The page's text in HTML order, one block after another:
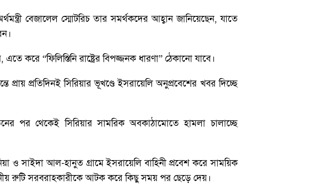
বেজালেল স্মোটরিচ তার সমর্থকদের আহ্বান জানিয়েছেন, যাতে
করে “ফিলিস্তিনি রাষ্ট্রের বিপজ্জনক ধারণা” ঠেকানো যাবে।
প্রায় প্রতিদিনই সিরিয়ার ভূখণ্ডে ইসরায়েলি অনুপ্রবেশের খবর দিচ্ছে
পর থেকেই সিরিয়ার সামরিক অবকাঠামোতে হামলা চালাচ্ছে
ও সাইদা আল-হানুত গ্রামে ইসরায়েলি বাহিনী প্রবেশ করে সাময়িক
রুটি সরবরাহকারীকে আটক করে কিছু সময় পর ছেড়ে দেয়।